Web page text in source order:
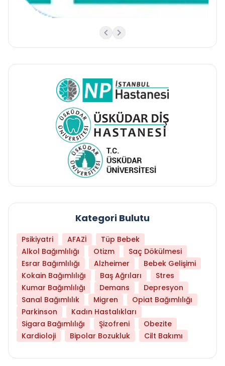
Kategori Bulutu
Psikiyatri AFAZİ
Tüp Bebek
Alkol Bağımlılığı
Otizm
Saç Dökülmesi
Esrar Bağımlılığı
Alzheimer
Bebek Gelişimi
Kokain Bağımlılığı
Baş Ağrıları
Stres
Kumar Bağımlılığı
Demans
Depresyon
Sanal Bağımlılık
Migren
Opiat Bağımlılığı
Parkinson
Kadın Hastalıkları
Sigara Bağımlılığı
Şizofreni
Obezite
Kardioloji
Bipolar Bozukluk Cilt Bakımı